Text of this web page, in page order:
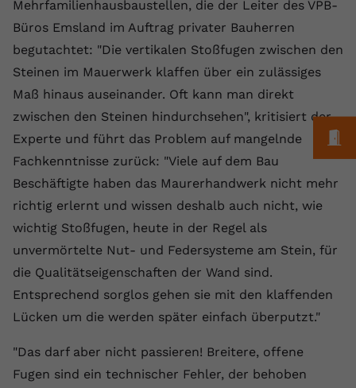
Mehrfamilienhausbaustellen, die der Leiter des VPB-
Büros Emsland im Auftrag privater Bauherren
begutachtet: "Die vertikalen Stoßfugen zwischen den
Steinen im Mauerwerk klaffen über ein zulässiges
Maß hinaus auseinander. Oft kann man direkt
zwischen den Steinen hindurchsehen", kritisiert der
Experte und führt das Problem auf mangelnde
Fachkenntnisse zurück: "Viele auf dem Bau
Beschäftigte haben das Maurerhandwerk nicht mehr
richtig erlernt und wissen deshalb auch nicht, wie
wichtig Stoßfugen, heute in der Regel als
unvermörtelte Nut- und Federsysteme am Stein, für
die Qualitätseigenschaften der Wand sind.
Entsprechend sorglos gehen sie mit den klaffenden
Lücken um die werden später einfach überputzt."
"Das darf aber nicht passieren! Breitere, offene
Fugen sind ein technischer Fehler, der behoben
Laufzeit 1 Jahr
Zweck
Dieser Wert speichert Ihre Consent-
Einstellungen. Unter anderem eine
zufällig generierte ID, für die
historische Speicherung Ihrer
Webseiten-Betreiber dies eingestellt
hat.
Anbieter VPB.de
Zweck
Dieses Cookie wird verwendet, um die
Speicherung von
Zweck
wiederzuerkennen und statistische
Informationen zur Nutzung der
Website zu erfassen.
Name _gcl au
Laufzeit 90 Tage
Zweck
Conversion-Tracking verwendet, um
Werbeklicks der Nutzung auf unserer
Website zuzuordnen.
Cookie-Informationen anzeigen
Externe Inhalte
Wir verwenden auf unserer Website externe Inhalte,
Name vuid
Laufzeit 2 Jahre
Zweck
Vimeo installiert dieses Cookie, um
Tracking-Informationen zu sammeln,
indem es eine eindeutige ID zum
Einbetten von Videos auf der Website
setzt.
Anbieter youtube.com
Cookie-Informationen anzeigen